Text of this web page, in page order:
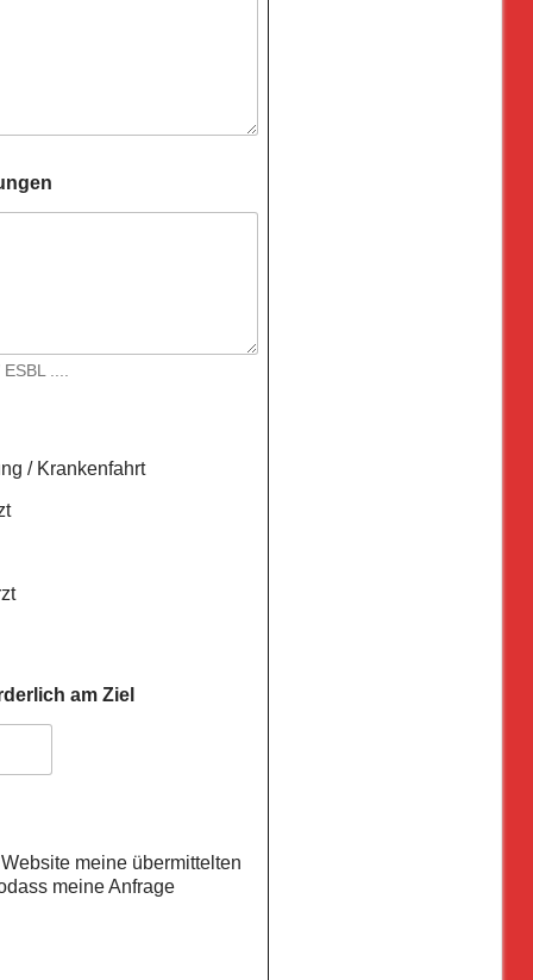
....
/ Krankenfahrt
am Ziel
meine übermittelten
meine Anfrage